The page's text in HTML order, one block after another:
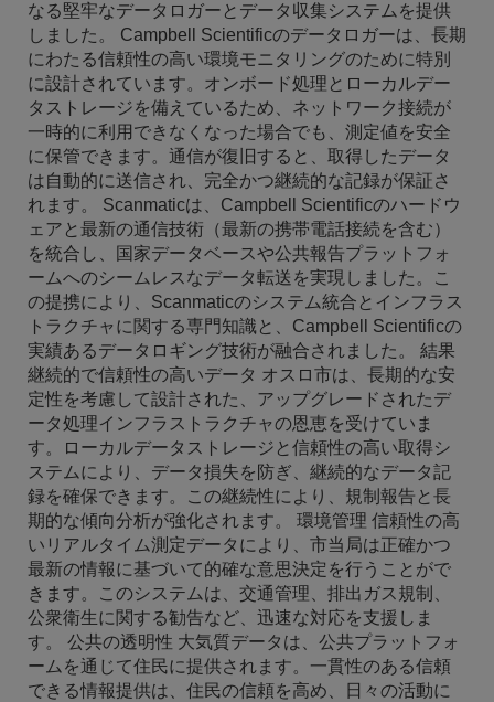
なる堅牢なデータロガーとデータ収集システムを提供
しました。 Campbell Scientificのデータロガーは、長期
にわたる信頼性の高い環境モニタリングのために特別
に設計されています。オンボード処理とローカルデー
タストレージを備えているため、ネットワーク接続が
一時的に利用できなくなった場合でも、測定値を安全
に保管できます。通信が復旧すると、取得したデータ
は自動的に送信され、完全かつ継続的な記録が保証さ
れます。 Scanmaticは、Campbell Scientificのハードウ
ェアと最新の通信技術（最新の携帯電話接続を含む）
を統合し、国家データベースや公共報告プラットフォ
ームへのシームレスなデータ転送を実現しました。こ
の提携により、Scanmaticのシステム統合とインフラス
トラクチャに関する専門知識と、Campbell Scientificの
実績あるデータロギング技術が融合されました。 結果
継続的で信頼性の高いデータ オスロ市は、長期的な安
定性を考慮して設計された、アップグレードされたデ
ータ処理インフラストラクチャの恩恵を受けていま
す。ローカルデータストレージと信頼性の高い取得シ
ステムにより、データ損失を防ぎ、継続的なデータ記
録を確保できます。この継続性により、規制報告と長
期的な傾向分析が強化されます。 環境管理 信頼性の高
いリアルタイム測定データにより、市当局は正確かつ
最新の情報に基づいて的確な意思決定を行うことがで
きます。このシステムは、交通管理、排出ガス規制、
公衆衛生に関する勧告など、迅速な対応を支援しま
す。 公共の透明性 大気質データは、公共プラットフォ
ームを通じて住民に提供されます。一貫性のある信頼
できる情報提供は、住民の信頼を高め、日々の活動に